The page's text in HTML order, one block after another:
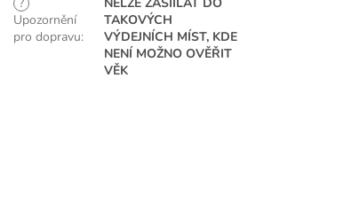
?
Upozornění
pro dopravu:
NELZE ZASIÍLAT DO
TAKOVÝCH
VÝDEJNÍCH MÍST, KDE
NENÍ MOŽNO OVĚŘIT
VĚK